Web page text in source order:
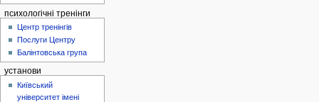
психологічні тренінги
Центр тренінгів
Послуги Центру
Балінтовська група
установи
Київський
університет імені